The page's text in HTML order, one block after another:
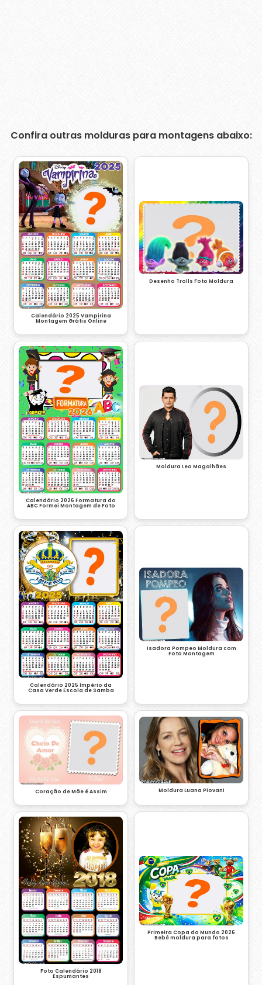
Confira outras molduras para montagens abaixo:
Calendário 2025 Vampirina
Montagem Grátis Online
Desenho Trolls Foto Moldura
Calendário 2026 Formatura do
ABC Formei Montagem de Foto
Moldura Leo Magalhães
Calendário 2025 Império da
Casa Verde Escola de Samba
Isadora Pompeo Moldura com
Foto Montagem
Coração de Mãe é Assim Moldura Luana Piovani
Foto Calendário 2018
Espumantes
Primeira Copa do Mundo 2026
Bebê moldura para fotos